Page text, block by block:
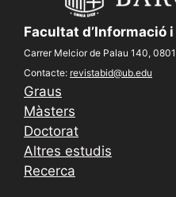
Facultat d’Informació
Carrer Melcior de Palau 140,
Contacte: revistabid@ub.edu
Graus
Màsters
Doctorat
Altres estudis
Recerca